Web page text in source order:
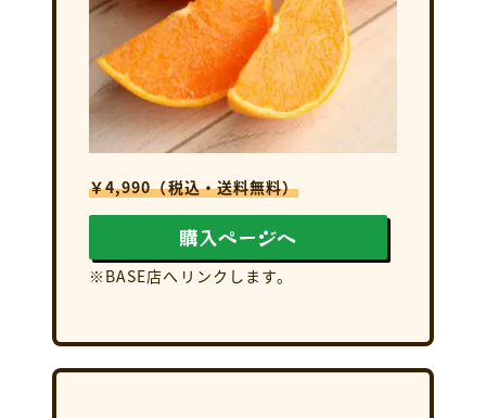
￥4,990（税込・送料無料）
購入ページへ
※BASE店へリンクします。